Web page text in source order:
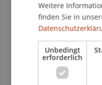
Beteiligte
Lehrstuhl für
und Digitalisierung
Liechtenstein Business
Weitere
finden Sie in
Unbedingt
erforderlich